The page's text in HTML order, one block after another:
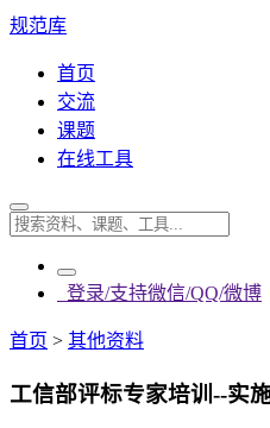
规范库
首页
交流
课题
在线工具
登录/支持微信/QQ/微博
首页 > 其他资料
工信部评标专家培训--实